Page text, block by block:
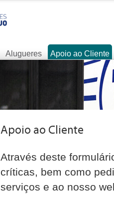
Alugueres Apoio ao Cliente
Através deste
críticas, bem como
serviços e ao nosso